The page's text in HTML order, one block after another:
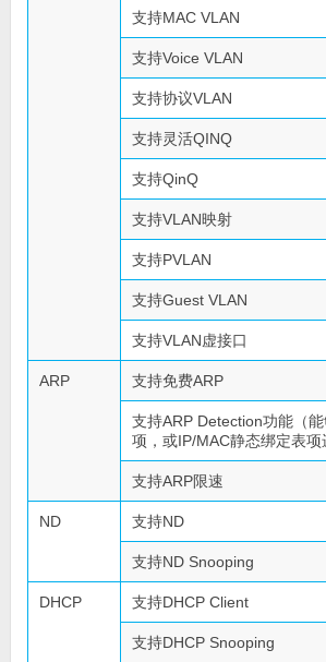
支持MAC VLAN
支持Voice VLAN
支持协议VLAN
支持灵活QINQ
支持QinQ
支持VLAN映射
支持PVLAN
支持Guest VLAN
支持VLAN虚接口
ARP 支持免费ARP
支持ARP Detection功能（
项，或IP/MAC静态绑定表项
支持ARP限速
ND 支持ND
支持ND Snooping
DHCP 支持DHCP Client
支持DHCP Snooping